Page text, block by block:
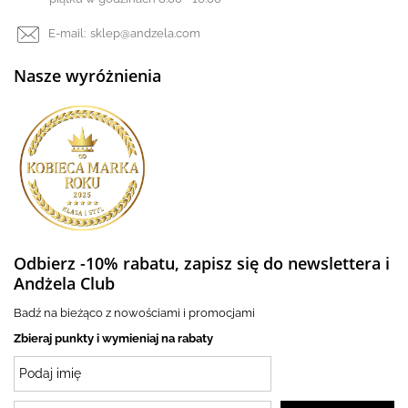
E-mail: sklep@andzela.com
Nasze wyróżnienia
Odbierz -10% rabatu, zapisz się do newslettera i
Andżela Club
Badź na bieżąco z nowościami i promocjami
Zbieraj punkty i wymieniaj na rabaty